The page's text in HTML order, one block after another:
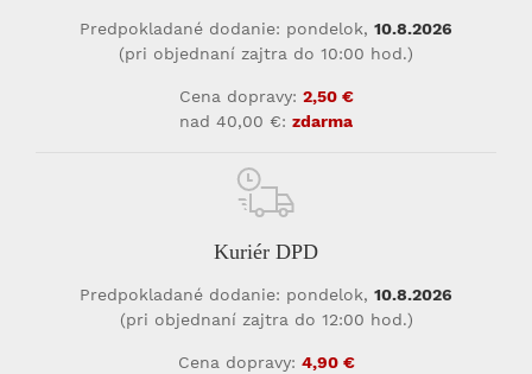
Predpokladané dodanie: pondelok, 10.8.2026
(pri objednaní zajtra do 10:00 hod.)
Cena dopravy: 2,50 €
nad 40,00 €: zdarma
Kuriér DPD
Predpokladané dodanie: pondelok, 10.8.2026
(pri objednaní zajtra do 12:00 hod.)
Cena dopravy: 4,90 €